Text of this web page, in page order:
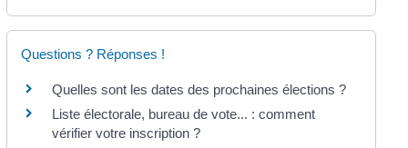
Questions ? Réponses !
Quelles sont les dates des prochaines élections ?
Liste électorale, bureau de vote... : comment
vérifier votre inscription ?